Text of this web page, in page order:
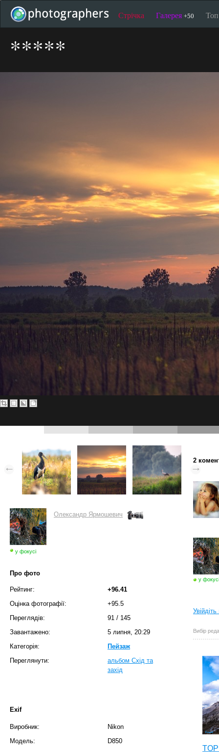
Стрічка Галерея +50
*****
у фокусі
Олександр Ярмошевич
Про фото
Рейтинг:
+96.41
Оцінка фотографії:
+95.5
Переглядів:
91 / 145
Завантажено:
5 липня, 20:29
Категорія:
Пейзаж
Переглянути:
альбом Схід та
захід
Exif
Виробник:
Nikon
Модель:
D850
2
у фокусі
Вибір